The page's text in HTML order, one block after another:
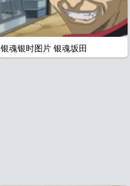
银魂银时图片 银魂坂田